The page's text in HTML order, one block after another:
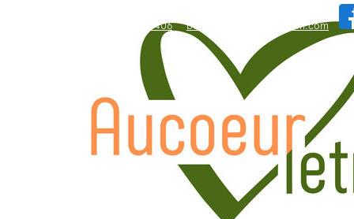
WhatsApp: +84.909.426.406 bonjour@aucoeurvietnam.com